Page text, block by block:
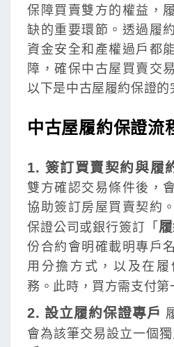
保障買賣雙方的權益，
缺的重要環節。透過履
資金安全和產權過戶都
障，確保中古屋買賣交
以下是中古屋履約保證的
中古屋履約保證流
1. 簽訂買賣契約與履
雙方確認交易條件後，
協助簽訂房屋買賣契約
保證公司或銀行簽訂「
份合約會明確載明專戶
用分擔方式，以及在
務。此時，買方需支付第
2. 設立履約保證專戶
會為該筆交易設立一個獨